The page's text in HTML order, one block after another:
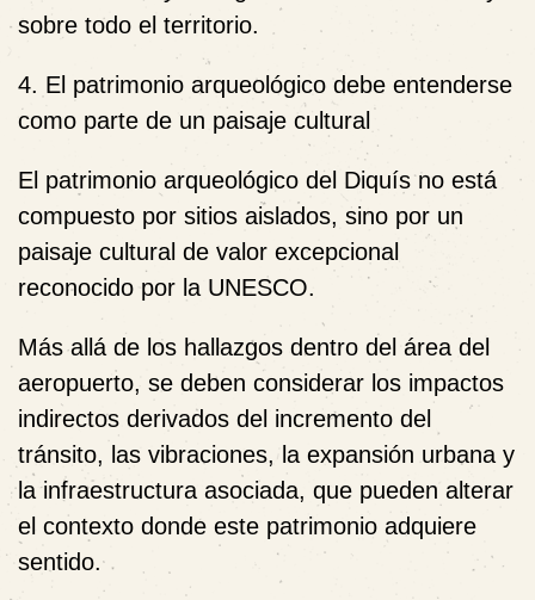
sobre todo el territorio.
4. El patrimonio arqueológico debe entenderse
como parte de un paisaje cultural
El patrimonio arqueológico del Diquís no está
compuesto por sitios aislados, sino por un
paisaje cultural de valor excepcional
reconocido por la UNESCO.
Más allá de los hallazgos dentro del área del
aeropuerto, se deben considerar los impactos
indirectos derivados del incremento del
tránsito, las vibraciones, la expansión urbana y
la infraestructura asociada, que pueden alterar
el contexto donde este patrimonio adquiere
sentido.